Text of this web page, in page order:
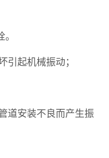
起机械振动；
道安装不良而产生振